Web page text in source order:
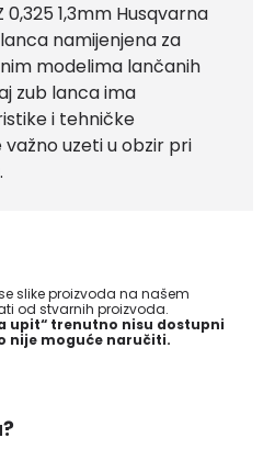
0,325 1,3mm Husqvarna
namijenjena za
modelima lančanih
zub lanca ima
i tehničke
uzeti u obzir pri
slike proizvoda na našem
od stvarnih proizvoda.
upit“ trenutno nisu dostupni
nije moguće naručiti.